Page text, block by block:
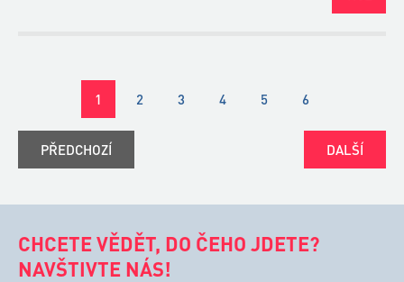
PŘEDCHOZÍ
1 2 3 4 5 6
DALŠÍ
CHCETE VĚDĚT, DO ČEHO JDETE?
NAVŠTIVTE NÁS!